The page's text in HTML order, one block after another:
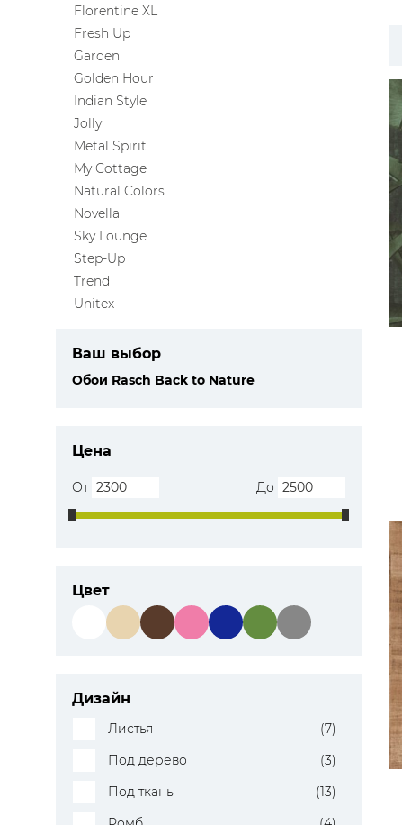
ЦВЕТА
Florentine XL
Fresh Up
Garden
Golden Hour
Indian Style
Jolly
Metal Spirit
My Cottage
Natural Colors
Novella
Sky Lounge
Step-Up
Trend
Unitex
Ваш выбор
Обои Rasch Back to Nature
Цена
От До
Цвет
Дизайн
Листья
(7)
Под дерево
(3)
Под ткань
(13)